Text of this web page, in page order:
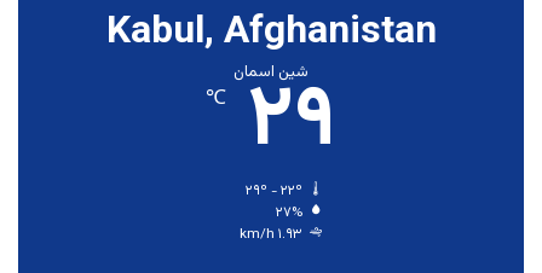
Kabul, Afghanistan
شین اسمان
۲۹ ℃
۲۷%
۱.۹۳ km/h